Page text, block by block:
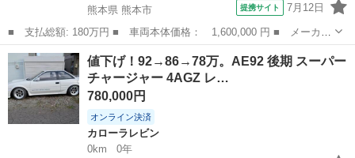
熊本県 熊本市
提携サイト 7月12日
■ 支払総額: 180万円 ■ 車両本体価格： 1,600,000 円 ■ メーカー
名： トヨタ ■ 車種名： カローラレビン ■ グレード名： ＢＺ
－Ｇ ＭＴ アルミホイール ＡＢＳ エアコン パワーステアリン
グ パワー...
熊本 熊本市 カローラレビン
値下げ！92→86→78万。AE92 後期 スーパー
チャージャー 4AGZ レ…
780,000円
オンライン決済
カローラレビン
0km
0年